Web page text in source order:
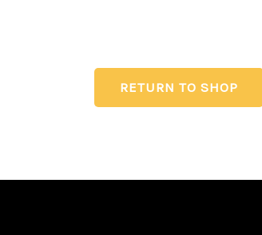
RETURN TO SHOP